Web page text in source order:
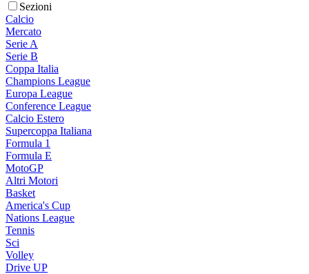
Sezioni
Calcio
Mercato
Serie A
Serie B
Coppa Italia
Champions League
Europa League
Conference League
Calcio Estero
Supercoppa Italiana
Formula 1
Formula E
MotoGP
Altri Motori
Basket
America's Cup
Nations League
Tennis
Sci
Volley
Drive UP